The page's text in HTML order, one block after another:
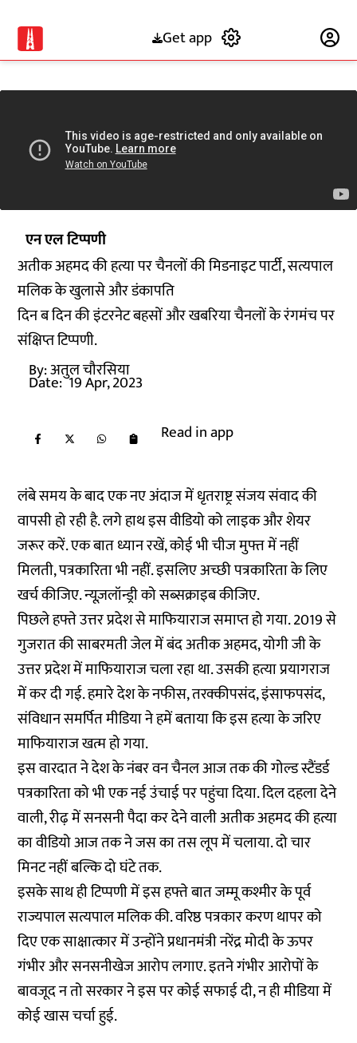
Get app
एन एल टिप्पणी
अतीक अहमद की हत्या पर चैनलों की मिडनाइट पार्टी, सत्यपाल
मलिक के खुलासे और डंकापति
दिन ब दिन की इंटरनेट बहसों और खबरिया चैनलों के रंगमंच पर
संक्षिप्त टिप्पणी.
By:अतुल चौरसिया
Date: 19 Apr, 2023
Read in app
लंबे समय के बाद एक नए अंदाज में धृतराष्ट्र संजय संवाद की
वापसी हो रही है. लगे हाथ इस वीडियो को लाइक और शेयर
जरूर करें. एक बात ध्यान रखें, कोई भी चीज मुफ्त में नहीं
मिलती, पत्रकारिता भी नहीं. इसलिए अच्छी पत्रकारिता के लिए
खर्च कीजिए. न्यूज़लॉन्ड्री कोसब्सक्राइबकीजिए.
पिछले हफ्ते उत्तर प्रदेश से माफियाराज समाप्त हो गया. 2019 से
गुजरात की साबरमती जेल में बंद अतीक अहमद, योगी जी के
उत्तर प्रदेश में माफियाराज चला रहा था. उसकी हत्या प्रयागराज
में कर दी गई. हमारे देश के नफीस, तरक्कीपसंद, इंसाफपसंद,
संविधान समर्पित मीडिया ने हमें बताया कि इस हत्या के जरिए
माफियाराज खत्म हो गया.
इस वारदात ने देश के नंबर वन चैनल आज तक की गोल्ड स्टैंडर्ड
पत्रकारिता को भी एक नई उंचाई पर पहुंचा दिया. दिल दहला देने
वाली, रीढ़ में सनसनी पैदा कर देने वाली अतीक अहमद की हत्या
का वीडियो आज तक ने जस का तस लूप में चलाया. दो चार
मिनट नहीं बल्कि दो घंटे तक.
इसके साथ ही टिप्पणी में इस हफ्ते बात जम्मू कश्मीर के पूर्व
राज्यपाल सत्यपाल मलिक की. वरिष्ठ पत्रकार करण थापर को
दिए एक साक्षात्कार में उन्होंने प्रधानमंत्री नरेंद्र मोदी के ऊपर
गंभीर और सनसनीखेज आरोप लगाए. इतने गंभीर आरोपों के
बावजूद न तो सरकार ने इस पर कोई सफाई दी, न ही मीडिया में
कोई खास चर्चा हुई.